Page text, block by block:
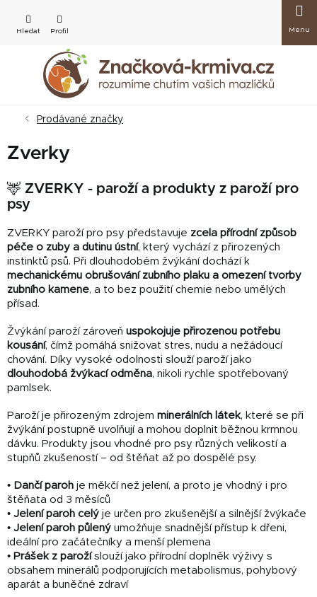
obsah
košík
Prodávané značky
Zverky
🦌 ZVERKY - paroží a produkty z paroží pro
psy
ZVERKY paroží pro psy představuje zcela přírodní způsob
péče o zuby a dutinu ústní, který vychází z přirozených
instinktů psů. Při dlouhodobém žvýkání dochází k
mechanickému obrušování zubního plaku a omezení tvorby
zubního kamene, a to bez použití chemie nebo umělých
přísad.
Žvýkání paroží zároveň uspokojuje přirozenou potřebu
kousání, čímž pomáhá snižovat stres, nudu a nežádoucí
chování. Díky vysoké odolnosti slouží paroží jako
dlouhodobá žvýkací odměna, nikoli rychle spotřebovaný
pamlsek.
Paroží je přirozeným zdrojem minerálních látek, které se při
žvýkání postupně uvolňují a mohou doplnit běžnou krmnou
dávku. Produkty jsou vhodné pro psy různých velikostí a
stupňů zkušeností – od štěňat až po dospělé psy.
• Dančí paroh je měkčí než jelení, a proto je vhodný i pro
štěňata od 3 měsíců
• Jelení paroh celý je určen pro zkušenější a silnější žvýkače
• Jelení paroh půlený umožňuje snadnější přístup k dřeni,
ideální pro začátečníky a menší plemena
• Prášek z parožíslouží jako přírodní doplněk výživy s
obsahem minerálů podporujících metabolismus, pohybový
aparát a buněčné zdraví